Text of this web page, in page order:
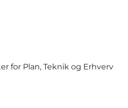
for Plan, Teknik og Erhverv